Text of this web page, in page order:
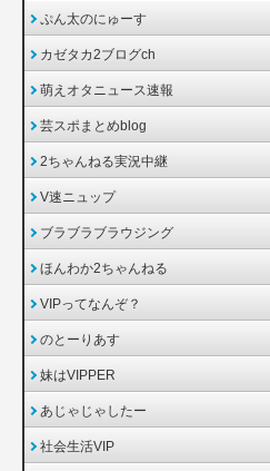
ぷん太のにゅーす
カゼタカ2ブログch
萌えオタニュース速報
芸スポまとめblog
2ちゃんねる実況中継
V速ニュップ
ブラブラブラウジング
ほんわか2ちゃんねる
VIPってなんぞ？
のとーりあす
妹はVIPPER
あじゃじゃしたー
社会生活VIP